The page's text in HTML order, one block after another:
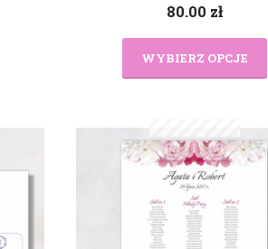
80.00 zł
WYBIERZ OPCJE